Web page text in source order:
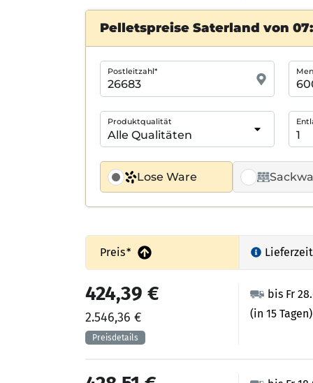
Pelletspreise Saterland von
Lose Ware
Postleitzahl*
Produktqualität
Preis* Lieferzeit
bis Fr
(in 15 Tagen)
424,39 €
2.546,36 €